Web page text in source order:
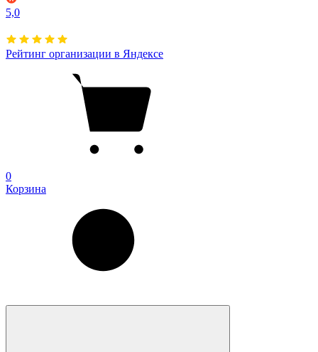
5,0
Рейтинг организации в Яндексе
0
Корзина